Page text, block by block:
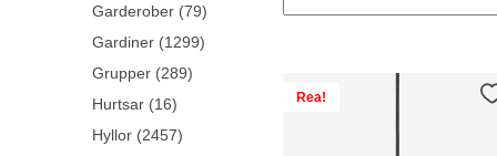
Rea!
Garderober (79)
Gardiner (1299)
Grupper (289)
Hurtsar (16)
Hyllor (2457)